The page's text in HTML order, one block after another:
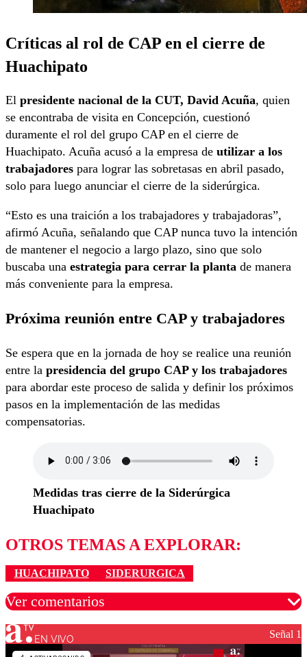
Críticas al rol de CAP en el cierre de
Huachipato
El presidente nacional de la CUT, David Acuña, quien
se encontraba de visita en Concepción, cuestionó
duramente el rol del grupo CAP en el cierre de
Huachipato. Acuña acusó a la empresa de utilizar a los
trabajadores para lograr las sobretasas en abril pasado,
solo para luego anunciar el cierre de la siderúrgica.
“Esto es una traición a los trabajadores y trabajadoras”,
afirmó Acuña, señalando que CAP nunca tuvo la intención
de mantener el negocio a largo plazo, sino que solo
buscaba una estrategia para cerrar la planta de manera
más conveniente para la empresa.
Próxima reunión entre CAP y trabajadores
Se espera que en la jornada de hoy se realice una reunión
entre la presidencia del grupo CAP y los trabajadores
para abordar este proceso de salida y definir los próximos
pasos en la implementación de las medidas
compensatorias.
Medidas tras cierre de la Siderúrgica
Huachipato
OTROS TEMAS A EXPLORAR:
HUACHIPATO SIDERURGICA
Ver comentarios
Los comentarios son moderados para garantizar un
EN VIVO Señal 1